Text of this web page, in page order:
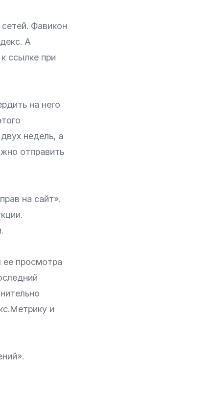
Фавикон
А
ссылке при
на него
недель, а
отправить
на сайт».
.
.
ее просмотра
и